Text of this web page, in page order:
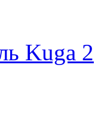
Kuga 2